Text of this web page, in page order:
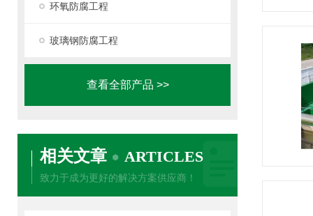
环氧防腐工程
玻璃钢防腐工程
查看全部产品 >>
相关文章 ARTICLES
致力于成为更好的解决方案供应商！